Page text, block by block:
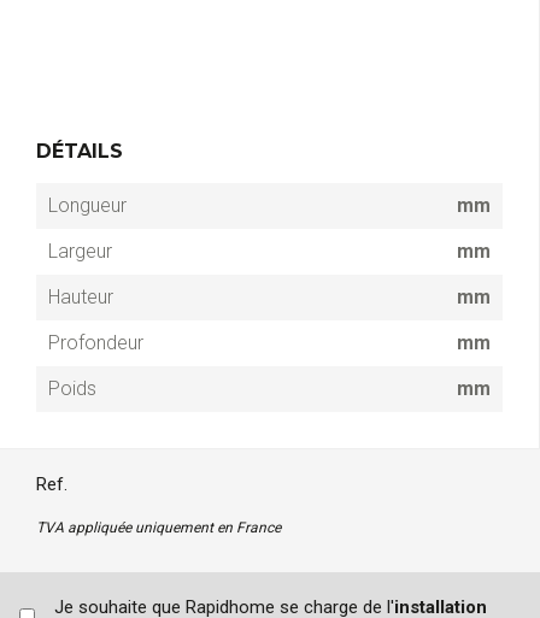
DÉTAILS
Longueur
mm
Largeur
mm
Hauteur
mm
Profondeur
mm
Poids
mm
Ref.
TVA appliquée uniquement en France
Je souhaite que Rapidhome se charge de l'installation